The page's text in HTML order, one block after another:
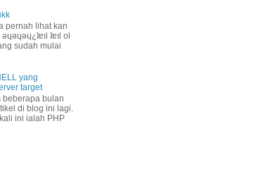
pernah lihat kan
ʇɐıl ol
sudah mulai
yang
target
beberapa bulan
di blog ini lagi.
ini ialah PHP